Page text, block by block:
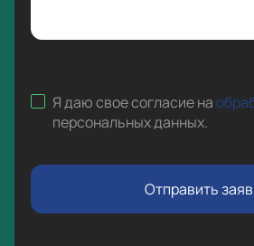
Я даю свое согласие на
персональных данных.
Отправить